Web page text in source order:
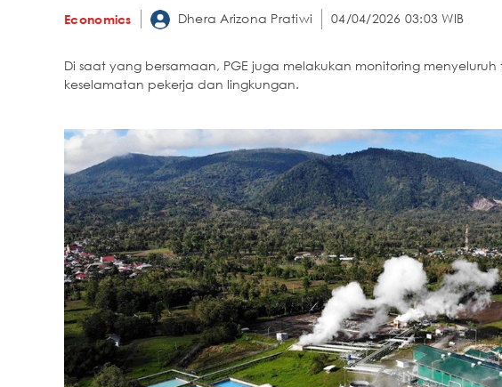
Economics Dhera Arizona Pratiwi 04/04/2026 03:03 WIB
Di saat yang bersamaan, PGE juga melakukan monitoring
keselamatan pekerja dan lingkungan.